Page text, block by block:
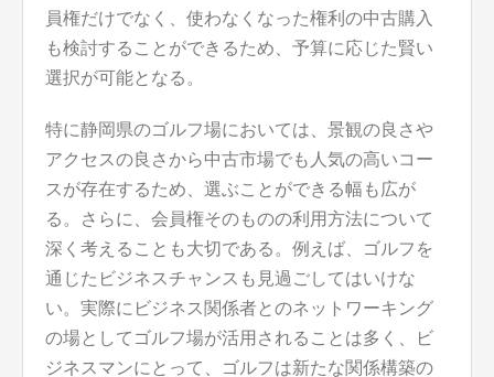
員権だけでなく、使わなくなった権利の中古購入
も検討することができるため、予算に応じた賢い
選択が可能となる。
特に静岡県のゴルフ場においては、景観の良さや
アクセスの良さから中古市場でも人気の高いコー
スが存在するため、選ぶことができる幅も広が
る。さらに、会員権そのものの利用方法について
深く考えることも大切である。例えば、ゴルフを
通じたビジネスチャンスも見過ごしてはいけな
い。実際にビジネス関係者とのネットワーキング
の場としてゴルフ場が活用されることは多く、ビ
ジネスマンにとって、ゴルフは新たな関係構築の